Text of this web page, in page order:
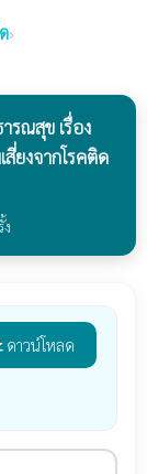
›
รณสุข เรื่อง
ยงจากโรคติด
ดาวน์โหลด